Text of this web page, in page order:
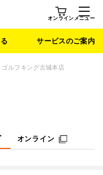
オンライン メニュー
サービスのご案内
ゴルフキング古城本店
オンライン